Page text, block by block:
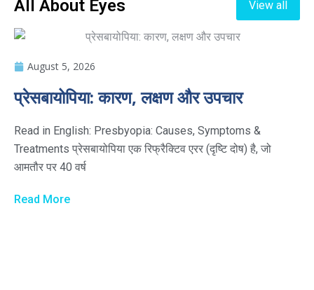
All About Eyes View all
August 5, 2026
प्रेसबायोपिया: कारण, लक्षण और उपचार
Read in English: Presbyopia: Causes, Symptoms &
Treatments प्रेसबायोपिया एक रिफ्रैक्टिव एरर (दृष्टि दोष) है, जो
आमतौर पर 40 वर्ष
Read More